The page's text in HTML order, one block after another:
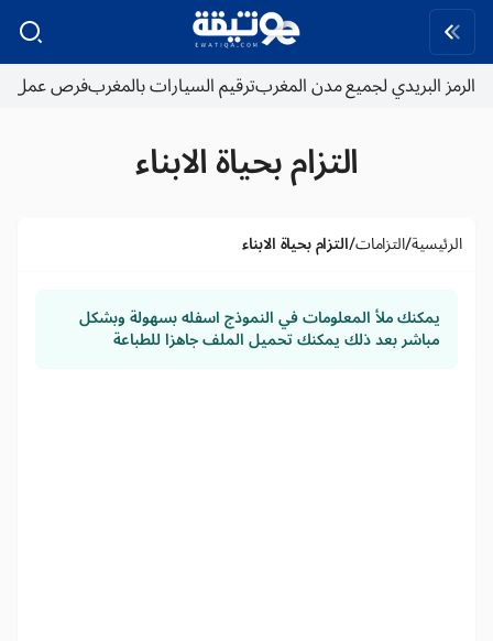
لجميع مدن المغربترقيم السيارات بالمغربفرص عمل
التزام بحياة الابناء
التزامات/التزام بحياة الابناء
ملأ المعلومات في النموذج اسفله بسهولة وبشكل
بعد ذلك يمكنك تحميل الملف جاهزا للطباعة